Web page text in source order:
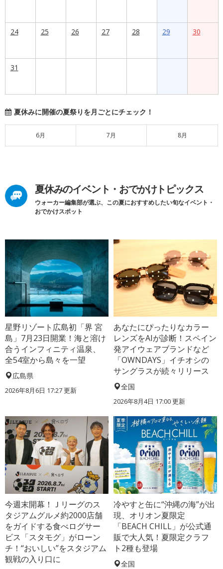
24 25 26 27 28 29 30
31
夏休みに開催の夏祭りを月ごとにチェック！
6月 7月 8月
夏休みのイベント・おでかけトピックス
ウォーカー編集部が選ぶ、この夏におすすめしたい旬なイベント・
おでかけスポット
星野リゾート広島初「界 宮
島」7月23日開業！海と溶け
合うインフィニティ温泉、
全54室から島々を一望
広島県
2026年8月6日 17:27更新
あなたにぴったりなカラー
レンズをAIが診断！スペイン
発アイウェアブランドなど
「OWNDAYS」イチオシの
サングラスが続々リリース
全国
2026年8月4日 17:00更新
今週末開幕！Ｊリーグのス
タジアムグルメ約2000店舗
をガイドする食べログサー
ビス「スタモグ」がローン
チ！“おいしい”をスタジアム
観戦の入り口に
冷やすと缶に“沖縄の海”が出
現、オリオン夏限定
「BEACH CHILL」が公式通
販で大人気！夏限定クラフ
ト2種も登場
全国